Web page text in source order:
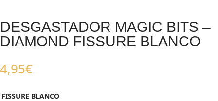
DESGASTADOR MAGIC BITS –
DIAMOND FISSURE BLANCO
4,95€
FISSURE BLANCO